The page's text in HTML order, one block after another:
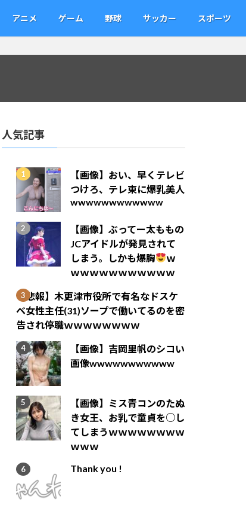
アニメ ゲーム 野球 サッカー スポーツ
人気記事
【画像】おい、早くテレビ
つけろ、テレ東に爆乳美人
wwwwwwwwwwww
【画像】ぶってー太ももの
JCアイドルが発見されて
しまう。しかも爆胸
ｗ
ｗｗｗｗｗｗｗｗｗｗｗ
【悲報】木更津市役所で有名なドスケ
ベ女性主任(31)ソープで働いてるのを密
告され停職ｗｗｗｗｗｗｗｗ
【画像】吉岡里帆のシコい
画像wwwwwwwwwww
【画像】ミス青コンのたぬ
き女王、お乳で童貞を○し
てしまうｗｗｗｗｗｗｗｗ
ｗｗｗ
Thank you !